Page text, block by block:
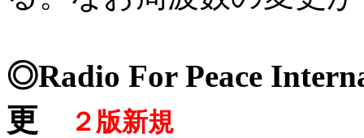
◎Radio For Peace
更
２版新規